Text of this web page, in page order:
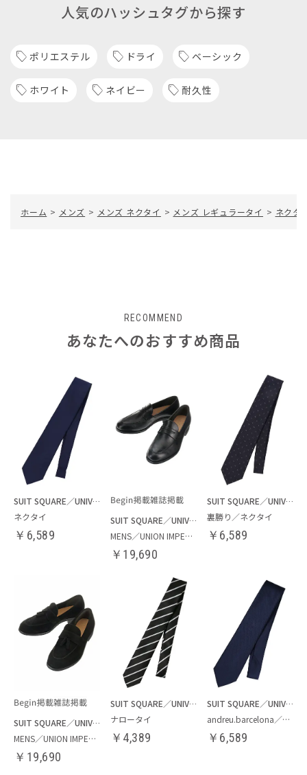
人気のハッシュタグから探す
ポリエステル ドライ ベーシック
ホワイト ネイビー 耐久性
ホーム > メンズ > メンズ ネクタイ > メンズ レギュラータイ > ネクタ
RECOMMEND
あなたへのおすすめ商品
SUIT SQUARE／UNIVERSAL LANGUAGE
ネクタイ
￥ 6,589
SUIT SQUARE／UNIVERSAL LANGUAGE
MENS／UNION IMPERIAL監修／コインローファー
￥ 19,690
SUIT SQUARE／UNIVERSAL LANGUAGE
裏勝り／ネクタイ
￥ 6,589
SUIT SQUARE／UNIVERSAL LANGUAGE
MENS／UNION IMPERIAL監修／スウェードタッセルローファー
￥ 19,690
SUIT SQUARE／UNIVERSAL LANGUAGE
ナロータイ
￥ 4,389
SUIT SQUARE／UNIVERSAL LANGUAGE
andreu.barcelona／ネクタイ
￥ 6,589